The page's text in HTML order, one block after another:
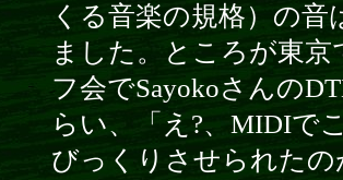
くる音楽の規格）の
ました。ところが東
フ会でSayokoさんの
らい、「え?、MIDIで
びっくりさせられた